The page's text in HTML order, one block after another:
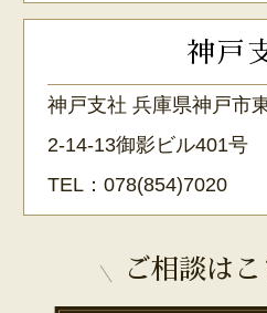
神戸
神戸支社 兵庫県神戸市
2-14-13御影ビル401号
TEL：078(854)7020
ご相談は